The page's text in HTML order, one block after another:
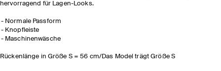
hervorragend für Lagen-Looks.
Normale Passform
Knopfleiste
Maschinenwäsche
Rückenlänge in Größe S = 56 cm/Das Model trägt Größe S